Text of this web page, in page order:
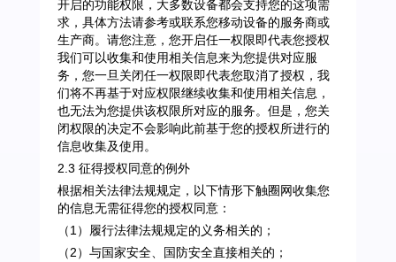
开启的功能权限，大多数设备都会支持您的这项需
求，具体方法请参考或联系您移动设备的服务商或
生产商。请您注意，您开启任一权限即代表您授权
我们可以收集和使用相关信息来为您提供对应服
务，您一旦关闭任一权限即代表您取消了授权，我
们将不再基于对应权限继续收集和使用相关信息，
也无法为您提供该权限所对应的服务。但是，您关
闭权限的决定不会影响此前基于您的授权所进行的
信息收集及使用。
2.3 征得授权同意的例外
根据相关法律法规规定，以下情形下触圈网收集您
的信息无需征得您的授权同意：
（1）履行法律法规规定的义务相关的；
（2）与国家安全、国防安全直接相关的；